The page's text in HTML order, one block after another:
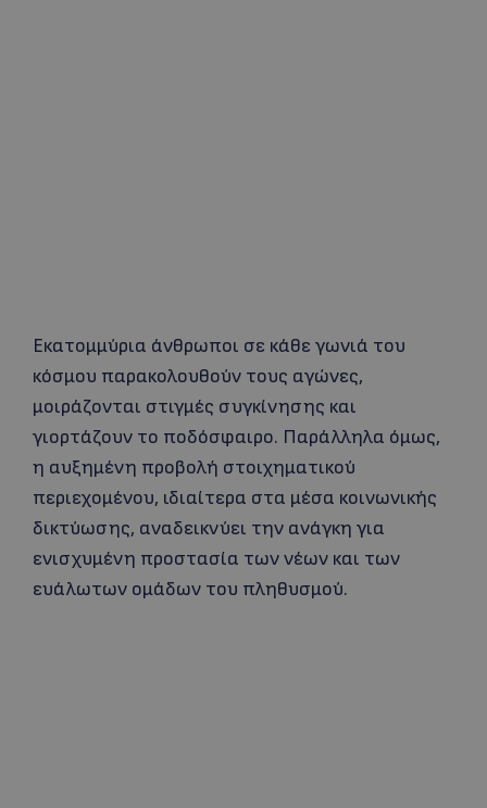
Εκατομμύρια άνθρωποι σε κάθε γωνιά του
κόσμου παρακολουθούν τους αγώνες,
μοιράζονται στιγμές συγκίνησης και
γιορτάζουν το ποδόσφαιρο. Παράλληλα όμως,
η αυξημένη προβολή στοιχηματικού
περιεχομένου, ιδιαίτερα στα μέσα κοινωνικής
δικτύωσης, αναδεικνύει την ανάγκη για
ενισχυμένη προστασία των νέων και των
ευάλωτων ομάδων του πληθυσμού.